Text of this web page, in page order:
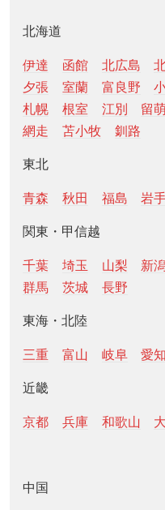
北海道
伊達 函館 北広島
夕張
室蘭 富良野
札幌
根室 江別 留
網走
苫小牧 釧路
東北
青森 秋田 福島 岩
関東・甲信越
千葉 埼玉 山梨 新潟
群馬
茨城 長野
東海・北陸
三重 富山 岐阜 愛知
近畿
京都 兵庫 和歌山
中国